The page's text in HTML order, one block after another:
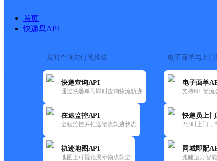
首页
快递鸟API
实时查询与订阅推送
快递查询API
通过快递单号即时查询物流轨迹
在途监控API
全程监控并推送物流轨迹状态
轨迹地图API
地图上可视化展示物流轨迹
电子面单与上门
电子面单
支持60+物流
快递员上
2小时上门，
同城即配
跑腿运力智
快运大全 快递时效